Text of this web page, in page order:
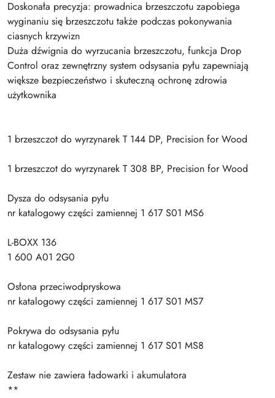
Doskonała precyzja: prowadnica brzeszczotu zapobiega
wyginaniu się brzeszczotu także podczas pokonywania
ciasnych krzywizn
Duża dźwignia do wyrzucania brzeszczotu, funkcja Drop
Control oraz zewnętrzny system odsysania pyłu zapewniają
większe bezpieczeństwo i skuteczną ochronę zdrowia
użytkownika
1 brzeszczot do wyrzynarek T 144 DP, Precision for Wood
1 brzeszczot do wyrzynarek T 308 BP, Precision for Wood
Dysza do odsysania pyłu
nr katalogowy części zamiennej 1 617 S01 MS6
L-BOXX 136
1 600 A01 2G0
Osłona przeciwodpryskowa
nr katalogowy części zamiennej 1 617 S01 MS7
Pokrywa do odsysania pyłu
nr katalogowy części zamiennej 1 617 S01 MS8
Zestaw nie zawiera ładowarki i akumulatora
**